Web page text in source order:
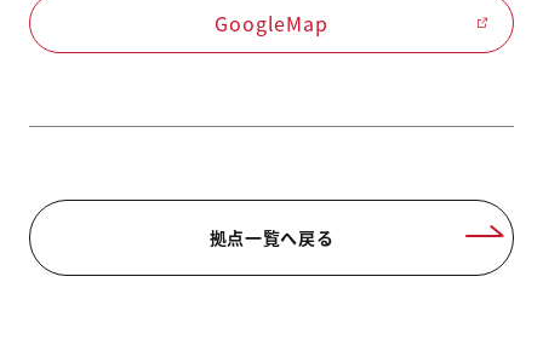
GoogleMap
拠点一覧へ戻る